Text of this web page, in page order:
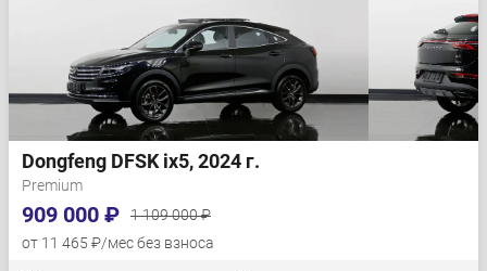
Dongfeng DFSK ix5, 2024 г.
Premium
909 000 ₽
1 109 000 ₽
от 11 465 ₽/мес без взноса